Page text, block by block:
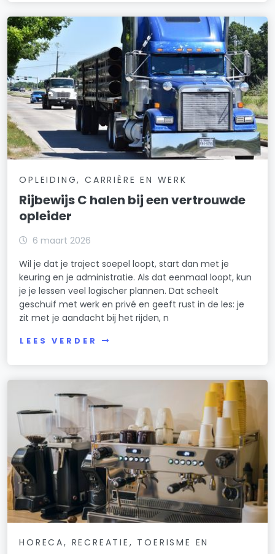
OPLEIDING, CARRIÈRE EN WERK
Rijbewijs C halen bij een vertrouwde
opleider
6 maart 2026
Wil je dat je traject soepel loopt, start dan met je
keuring en je administratie. Als dat eenmaal loopt, kun
je je lessen veel logischer plannen. Dat scheelt
geschuif met werk en privé en geeft rust in de les: je
zit met je aandacht bij het rijden, n
LEES VERDER
HORECA, RECREATIE, TOERISME EN